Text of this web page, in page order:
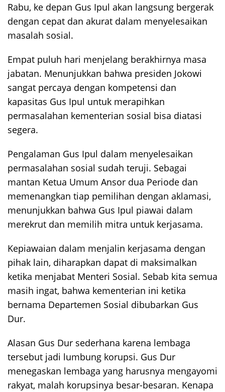
Rabu, ke depan Gus Ipul akan langsung bergerak
dengan cepat dan akurat dalam menyelesaikan
masalah sosial.
Empat puluh hari menjelang berakhirnya masa
jabatan. Menunjukkan bahwa presiden Jokowi
sangat percaya dengan kompetensi dan
kapasitas Gus Ipul untuk merapihkan
permasalahan kementerian sosial bisa diatasi
segera.
Pengalaman Gus Ipul dalam menyelesaikan
permasalahan sosial sudah teruji. Sebagai
mantan Ketua Umum Ansor dua Periode dan
memenangkan tiap pemilihan dengan aklamasi,
menunjukkan bahwa Gus Ipul piawai dalam
merekrut dan memilih mitra untuk kerjasama.
Kepiawaian dalam menjalin kerjasama dengan
pihak lain, diharapkan dapat di maksimalkan
ketika menjabat Menteri Sosial. Sebab kita semua
masih ingat, bahwa kementerian ini ketika
bernama Departemen Sosial dibubarkan Gus
Dur.
Alasan Gus Dur sederhana karena lembaga
tersebut jadi lumbung korupsi. Gus Dur
menegaskan lembaga yang harusnya mengayomi
rakyat, malah korupsinya besar-besaran. Kenapa